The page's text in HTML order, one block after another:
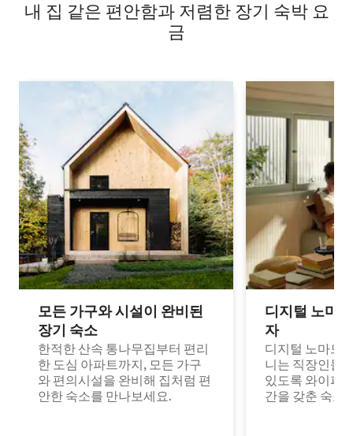
내 집 같은 편안함과 저렴한 장기 숙박 요
금
모든 가구와 시설이 완비된
장기 숙소
한적한 산속 통나무집부터 편리
한 도심 아파트까지, 모든 가구
와 편의시설을 완비해 집처럼 편
안한 숙소를 만나보세요.
디지털 노마
자
디지털 노마드
니는 직장인들
있도록 와이파
간을 갖춘 숙소